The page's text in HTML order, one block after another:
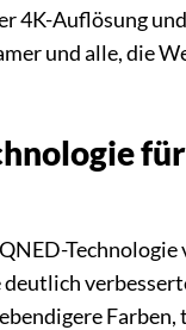
4K-Auflösung
und alle, die